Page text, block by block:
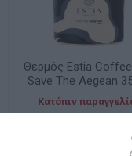
Θερμός Estia
Save The Aegean
Bold Drift 01-
Κατόπιν